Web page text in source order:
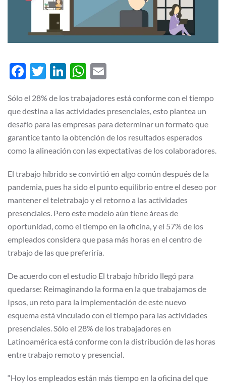
Facebook
Twitter
LinkedIn
WhatsApp
Sólo el 28% de los trabajadores está conforme con el tiempo
que destina a las actividades presenciales, esto plantea un
desafío para las empresas para determinar un formato que
garantice tanto la obtención de los resultados esperados
como la alineación con las expectativas de los colaboradores.
El trabajo híbrido se convirtió en algo común después de la
pandemia, pues ha sido el punto equilibrio entre el deseo por
mantener el teletrabajo y el retorno a las actividades
presenciales. Pero este modelo aún tiene áreas de
oportunidad, como el tiempo en la oficina, y el 57% de los
empleados considera que pasa más horas en el centro de
trabajo de las que preferiría.
De acuerdo con el estudio El trabajo híbrido llegó para
quedarse: Reimaginando la forma en la que trabajamos de
Ipsos, un reto para la implementación de este nuevo
esquema está vinculado con el tiempo para las actividades
presenciales. Sólo el 28% de los trabajadores en
Latinoamérica está conforme con la distribución de las horas
entre trabajo remoto y presencial.
“Hoy los empleados están más tiempo en la oficina del que